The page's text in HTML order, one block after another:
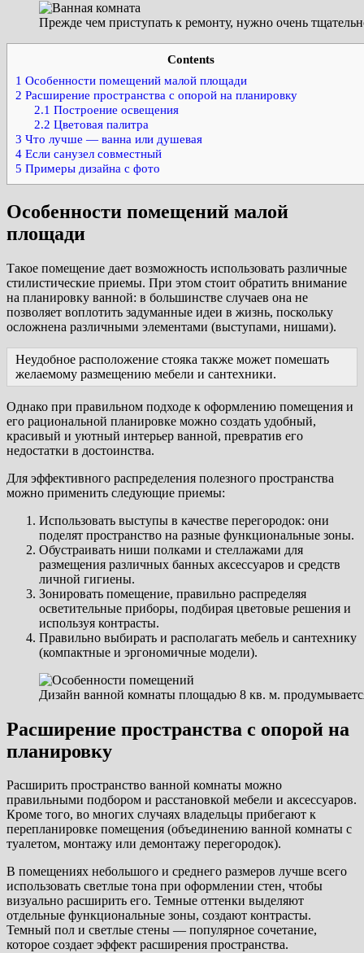
Прежде чем приступать к ремонту, нужно очень
Contents
1 Особенности помещений малой площади
2 Расширение пространства с опорой на планировку
2.1 Построение освещения
2.2 Цветовая палитра
3 Что лучше — ванна или душевая
4 Если санузел совместный
5 Примеры дизайна с фото
Особенности помещений малой
площади
Такое помещение дает возможность использовать различные
стилистические приемы. При этом стоит обратить внимание
на планировку ванной: в большинстве случаев она не
позволяет воплотить задуманные идеи в жизнь, поскольку
осложнена различными элементами (выступами, нишами).
Неудобное расположение стояка также может помешать
желаемому размещению мебели и сантехники.
Однако при правильном подходе к оформлению помещения и
его рациональной планировке можно создать удобный,
красивый и уютный интерьер ванной, превратив его
недостатки в достоинства.
Для эффективного распределения полезного пространства
можно применить следующие приемы:
Использовать выступы в качестве перегородок: они
поделят пространство на разные функциональные зоны.
Обустраивать ниши полками и стеллажами для
размещения различных банных аксессуаров и средств
личной гигиены.
Зонировать помещение, правильно распределяя
осветительные приборы, подбирая цветовые решения и
используя контрасты.
Правильно выбирать и располагать мебель и сантехнику
(компактные и эргономичные модели).
Дизайн ванной комнаты площадью 8 кв. м.
Расширение пространства с опорой на
планировку
Расширить пространство ванной комнаты можно
правильными подбором и расстановкой мебели и аксессуаров.
Кроме того, во многих случаях владельцы прибегают к
перепланировке помещения (объединению ванной комнаты с
туалетом, монтажу или демонтажу перегородок).
В помещениях небольшого и среднего размеров лучше всего
использовать светлые тона при оформлении стен, чтобы
визуально расширить его. Темные оттенки выделяют
отдельные функциональные зоны, создают контрасты.
Темный пол и светлые стены — популярное сочетание,
которое создает эффект расширения пространства.